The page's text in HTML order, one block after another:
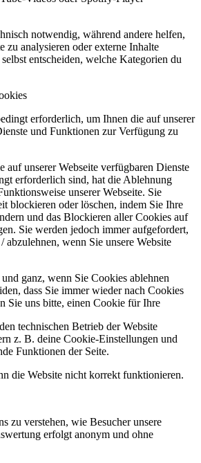
notwendig, während andere helfen,
zu analysieren oder externe Inhalte
entscheiden, welche Kategorien du
erforderlich, um Ihnen die auf unserer
und Funktionen zur Verfügung zu
auf unserer Webseite verfügbaren Dienste
erforderlich sind, hat die Ablehnung
unserer Webseite. Sie
blockieren oder löschen, indem Sie Ihre
und das Blockieren aller Cookies auf
Sie werden jedoch immer aufgefordert,
abzulehnen, wenn Sie unsere Website
ganz, wenn Sie Cookies ablehnen
dass Sie immer wieder nach Cookies
Sie uns bitte, einen Cookie für Ihre
technischen Betrieb der Website
z. B. deine Cookie-Einstellungen und
Funktionen der Seite.
die Website nicht korrekt funktionieren.
zu verstehen, wie Besucher unsere
erfolgt anonym und ohne